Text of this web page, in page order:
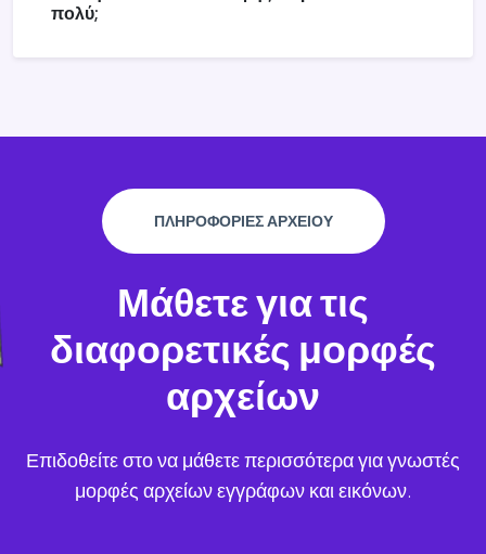
πολύ;
ΠΛΗΡΟΦΟΡΙΕΣ ΑΡΧΕΙΟΥ
Μάθετε για τις
διαφορετικές μορφές
αρχείων
Επιδοθείτε στο να μάθετε περισσότερα για γνωστές
μορφές αρχείων εγγράφων και εικόνων.